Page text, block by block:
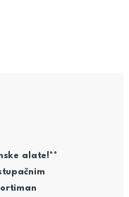
alate!**